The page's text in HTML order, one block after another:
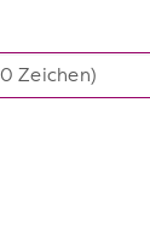
Zeichen)